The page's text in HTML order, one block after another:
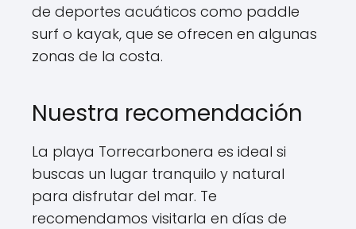
de deportes acuáticos como paddle
surf o kayak, que se ofrecen en algunas
zonas de la costa.
Nuestra recomendación
La playa Torrecarbonera es ideal si
buscas un lugar tranquilo y natural
para disfrutar del mar. Te
recomendamos visitarla en días de